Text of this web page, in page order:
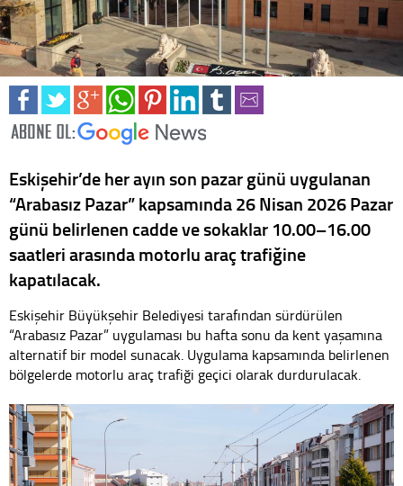
Eskişehir’de her ayın son pazar günü uygulanan
“Arabasız Pazar” kapsamında 26 Nisan 2026 Pazar
günü belirlenen cadde ve sokaklar 10.00–16.00
saatleri arasında motorlu araç trafiğine
kapatılacak.
Eskişehir Büyükşehir Belediyesi tarafından sürdürülen
“Arabasız Pazar” uygulaması bu hafta sonu da kent yaşamına
alternatif bir model sunacak. Uygulama kapsamında belirlenen
bölgelerde motorlu araç trafiği geçici olarak durdurulacak.